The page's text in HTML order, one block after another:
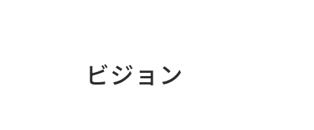
ビジョン